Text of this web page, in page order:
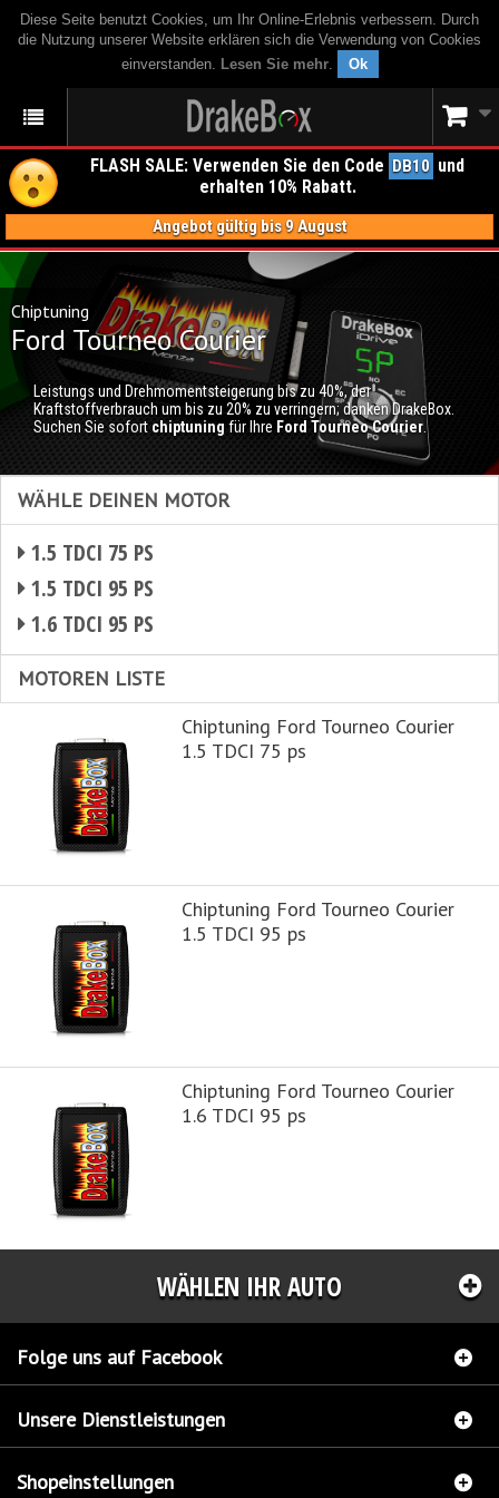
Diese Seite benutzt Cookies, um Ihr Online-Erlebnis verbessern. Durch
die Nutzung unserer Website erklären sich die Verwendung von Cookies
einverstanden. Lesen Sie mehr. Ok
FLASH SALE: Verwenden Sie den Code DB10 und
erhalten 10% Rabatt.
Angebot gültig bis 9 August
Chiptuning
Ford Tourneo Courier
Leistungs und Drehmomentsteigerung bis zu 40%, der
Kraftstoffverbrauch um bis zu 20% zu verringern; danken DrakeBox.
Suchen Sie sofort chiptuning für Ihre Ford Tourneo Courier
WÄHLE DEINEN MOTOR
1.5 TDCI 75 PS
1.5 TDCI 95 PS
1.6 TDCI 95 PS
MOTOREN LISTE
Chiptuning Ford Tourneo Courier
1.5 TDCI 75 ps
Chiptuning Ford Tourneo Courier
1.5 TDCI 95 ps
Chiptuning Ford Tourneo Courier
1.6 TDCI 95 ps
WÄHLEN IHR AUTO
Folge uns auf Facebook
Unsere Dienstleistungen
Shopeinstellungen